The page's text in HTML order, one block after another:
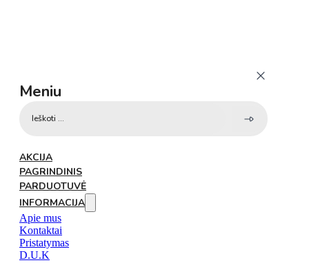
Meniu
AKCIJA
PAGRINDINIS
PARDUOTUVĖ
INFORMACIJA
Apie mus
Kontaktai
Pristatymas
D.U.K